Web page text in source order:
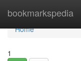
bookmarkspedia
Home
Home
1